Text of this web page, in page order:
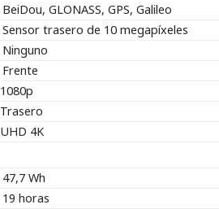
BeiDou, GLONASS, GPS, Galileo
Sensor trasero de 10 megapíxeles
Ninguno
Frente
1080p
Trasero
UHD 4K
47,7 Wh
19 horas